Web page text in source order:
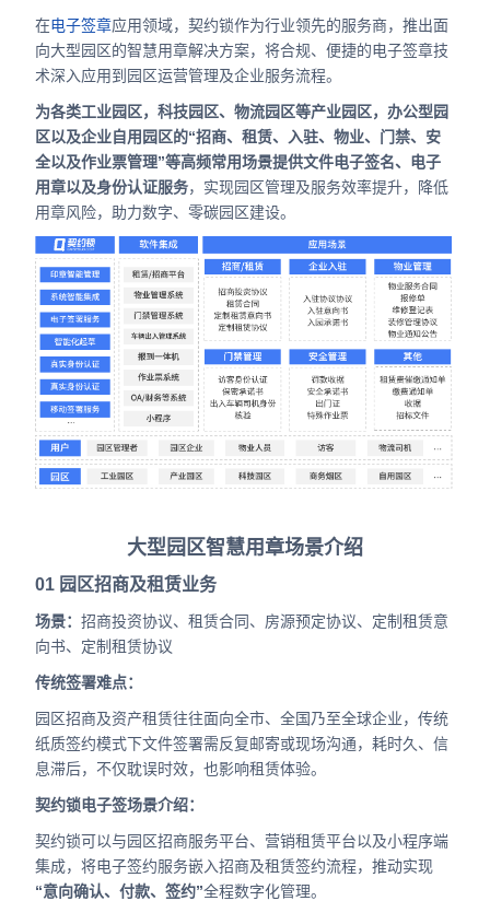
在电子签章应用领域，契约锁作为行业领先的服务商，推出面
向大型园区的智慧用章解决方案，将合规、便捷的电子签章技
术深入应用到园区运营管理及企业服务流程。
为各类工业园区，科技园区、物流园区等产业园区，办公型园
区以及企业自用园区的“招商、租赁、入驻、物业、门禁、安
全以及作业票管理”等高频常用场景提供文件电子签名、电子
用章以及身份认证服务，实现园区管理及服务效率提升，降低
用章风险，助力数字、零碳园区建设。
大型园区智慧用章场景介绍
01 园区招商及租赁业务
场景： 招商投资协议、租赁合同、房源预定协议、定制租赁意
向书、定制租赁协议
传统签署难点：
园区招商及资产租赁往往面向全市、全国乃至全球企业，传统
纸质签约模式下文件签署需反复邮寄或现场沟通，耗时久、信
息滞后，不仅耽误时效，也影响租赁体验。
契约锁电子签场景介绍：
契约锁可以与园区招商服务平台、营销租赁平台以及小程序端
集成，将电子签约服务嵌入招商及租赁签约流程，推动实现
“意向确认、付款、签约”全程数字化管理。